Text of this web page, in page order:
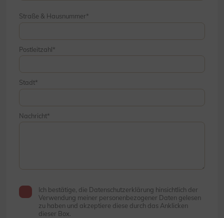
Straße & Hausnummer
Postleitzahl
Stadt
Nachricht
Ich bestätige, die Datenschutzerklärung hinsichtlich der
Verwendung meiner personenbezogener Daten gelesen
zu haben und akzeptiere diese durch das Anklicken
dieser Box.